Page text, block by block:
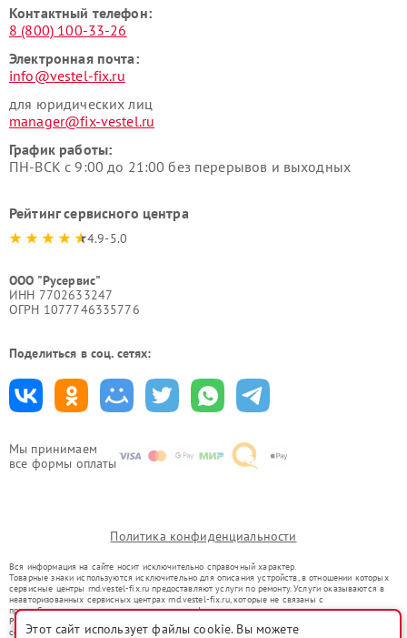
Мы принимаем
все формы оплаты
Контактный телефон:
8 (800) 100-33-26
Электронная почта:
info@vestel-fix.ru
для юридических лиц
manager@fix-vestel.ru
График работы:
ПН-ВСК с 9:00 до 21:00 без перерывов и выходных
Рейтинг сервисного центра
4.9-5.0
ООО "Русервис"
ИНН 7702633247
ОГРН 1077746335776
Поделиться в соц. сетях:
Политика конфиденциальности
Вся информация на сайте носит исключительно справочный характер.
Товарные знаки используются исключительно для описания устройств, в отношении которых
сервисные центры rnd.vestel-fix.ru предоставляют услуги по ремонту. Услуги оказываются в
неавторизованных сервисных центрах rnd.vestel-fix.ru, которые не связаны с
правообладателями товарных знаков или их официальными представителями.
Ремонт осуществляется для устройств, уже введенных в гражданский оборот в соответствии
со статьей 1487 ГК РФ.
Этот сайт использует файлы cookie. Вы можете